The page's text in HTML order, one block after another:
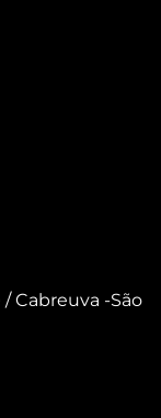
/ Cabreuva -São